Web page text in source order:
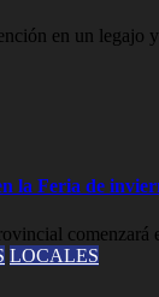
en un legajo
la Feria de
comenzará
LOCALES